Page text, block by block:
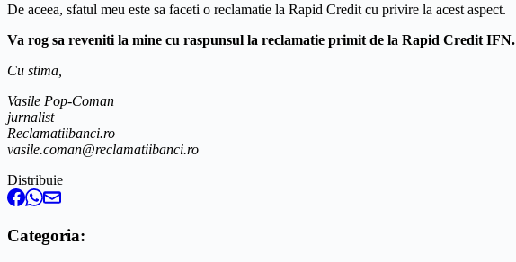
De aceea, sfatul meu este sa faceti o reclamatie la Rapid Credit cu privire la acest aspect.
Va rog sa reveniti la mine cu raspunsul la reclamatie primit de la Rapid Credit IFN.
Cu stima,
Vasile Pop-Coman
jurnalist
Reclamatiibanci.ro
vasile.coman@reclamatiibanci.ro
Distribuie
Categoria: